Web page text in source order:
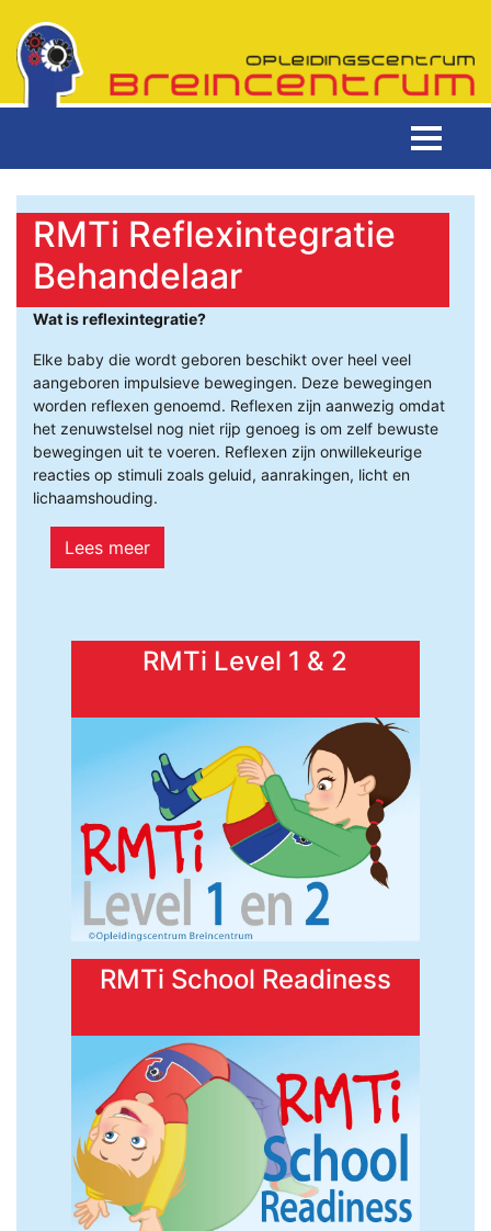
RMTi Reflexintegratie
Behandelaar
Wat is reflexintegratie?
Elke baby die wordt geboren beschikt over heel veel
aangeboren impulsieve bewegingen. Deze bewegingen
worden reflexen genoemd. Reflexen zijn aanwezig omdat
het zenuwstelsel nog niet rijp genoeg is om zelf bewuste
bewegingen uit te voeren. Reflexen zijn onwillekeurige
reacties op stimuli zoals geluid, aanrakingen, licht en
lichaamshouding.
Lees meer
RMTi Level 1 & 2
RMTi School Readiness